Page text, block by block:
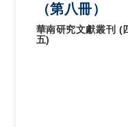
（第八冊）
華南研究文獻叢刊 (
五)